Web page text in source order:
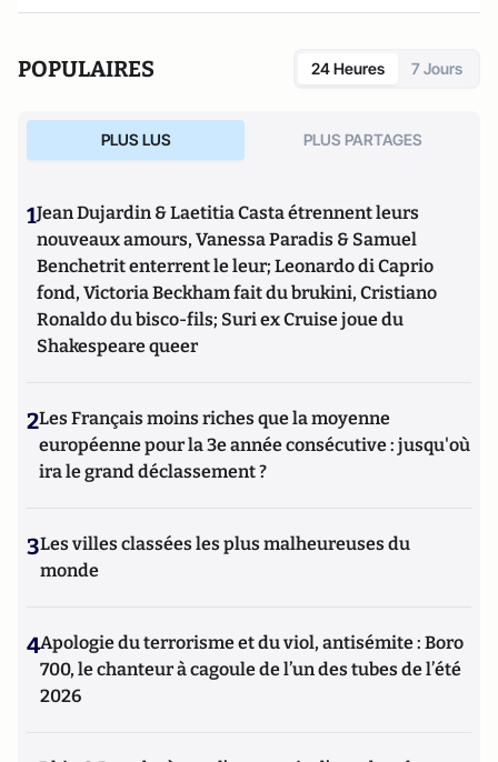
POPULAIRES 24 Heures 7 Jours
PLUS LUS PLUS PARTAGES
1Jean Dujardin & Laetitia Casta étrennent leurs
nouveaux amours, Vanessa Paradis & Samuel
Benchetrit enterrent le leur; Leonardo di Caprio
fond, Victoria Beckham fait du brukini, Cristiano
Ronaldo du bisco-fils; Suri ex Cruise joue du
Shakespeare queer
2Les Français moins riches que la moyenne
européenne pour la 3e année consécutive : jusqu'où
ira le grand déclassement ?
3Les villes classées les plus malheureuses du
monde
4Apologie du terrorisme et du viol, antisémite : Boro
700, le chanteur à cagoule de l’un des tubes de l’été
2026